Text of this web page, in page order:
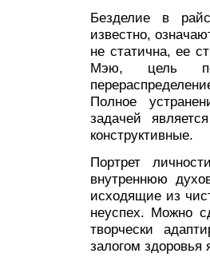
Безделие в
известно,
не статична, ее
Мэю, цель
Полное
задачей
конструктивные.
Портрет
внутреннюю
исходящие из
неуспех. Можно
творчески
залогом здоровья